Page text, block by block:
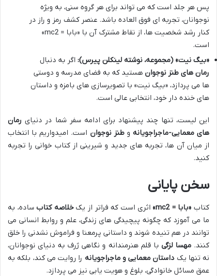
پس هر جلد است که می تواند برای هر گروه سنی، به ویژه
نوجوانان، تجربه ای فوق العاده باشد. عنصر کشف رمز و راز در
کنار رشد شخصیت ها، از نقاط مشترک آن با «بابا = mc2»
است.
«بیگ نیت» (مجموعه، نوشته لینکلن پیرس): اگر به دنبال
رمان های طنز نوجوان هستید که به فضای مدرسه و دوستی
ها می پردازد، «بیگ نیت» با تصویرسازی های بامزه و داستان
های خنده دار خود، انتخابی عالی است.
این لیست، تنها چند پیشنهاد برای ادامه سفر شما در دنیای رمان
های معمایی-ماجراجویانه وطنز نوجوان است. امیدواریم با انتخاب
از میان آن ها، تجربه های جدید و شیرینی از کتاب خوانی را تجربه
کنید.
سخن پایانی
کتاب «بابا = mc2» اثری است که فراتر از یکخلاصه کتابساده، به
ما می آموزد که چگونه پیچیدگی های زندگی، علم و روابط انسانی می
توانند در هم تنیده شوند و داستانی پرمعنا و فراموش نشدنی را خلق
کنند.مهسا لزگی با قلم هنرمندانه و نگاهی ژرف به دنیای نوجوانان،
نه تنها یک داستان معمایی و ماجراجویانه را روایت می کند، بلکه به
عمق مسائل خانوادگی، بلوغ و هویت یابی نیز می پردازد.